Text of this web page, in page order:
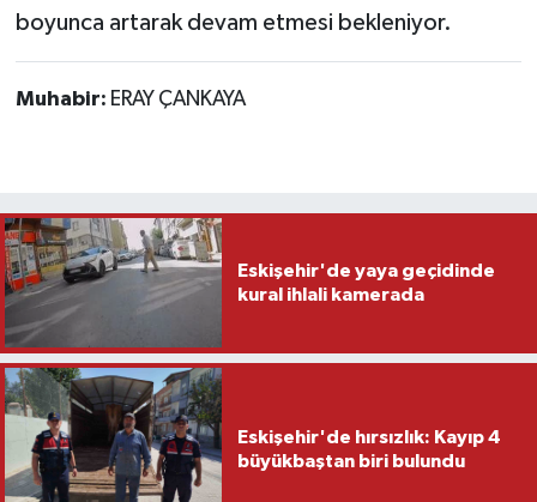
boyunca artarak devam etmesi bekleniyor.
Muhabir: ERAY ÇANKAYA
Eskişehir'de yaya geçidinde
kural ihlali kamerada
Eskişehir'de hırsızlık: Kayıp 4
büyükbaştan biri bulundu